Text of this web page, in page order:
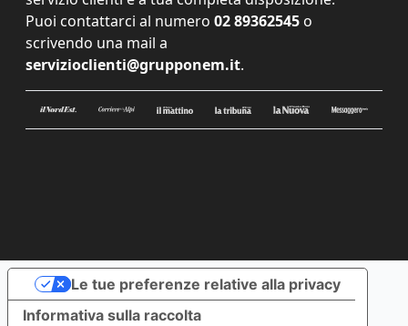
Puoi contattarci al numero 02 89362545 o
scrivendo una mail a
servizioclienti@grupponem.it.
Informativa sulla raccolta
Le tue preferenze relative alla privacy